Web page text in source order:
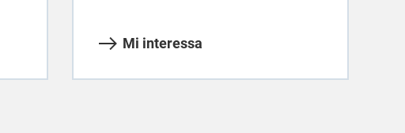
Mi interessa